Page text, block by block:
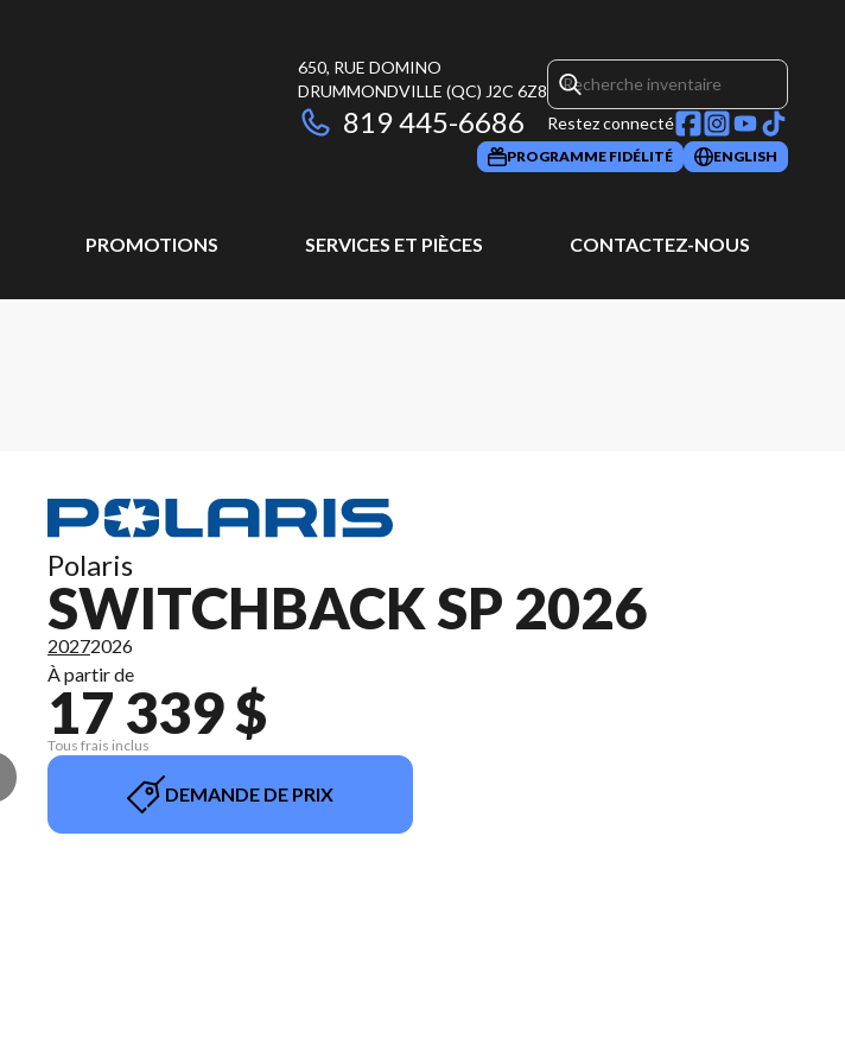
650, RUE DOMINO
DRUMMONDVILLE (QC) J2C 6Z8
819 445-6686 Restez connecté
PROGRAMME FIDÉLITÉ ENGLISH
PROMOTIONS SERVICES ET PIÈCES CONTACTEZ-NOUS
Polaris
SWITCHBACK SP 2026
20272026
À partir de
17 339 $
Tous frais inclus
DEMANDE DE PRIX